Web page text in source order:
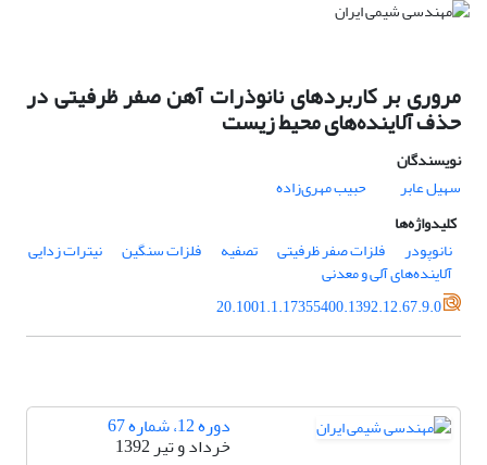
مروری بر کاربردهای نانوذرات آهن صفر ظرفیتی در
حذف آلاینده‌های محیط زیست
نویسندگان
سهیل عابر
حبیب مهری‌زاده
کلیدواژه‌ها
نانوپودر
فلزات صفر ظرفیتی تصفیه فلزات سنگین نیترات زدایی
آلاینده‌های آلی و معدنی
20.1001.1.17355400.1392.12.67.9.0
دوره 12، شماره 67
خرداد و تیر 1392